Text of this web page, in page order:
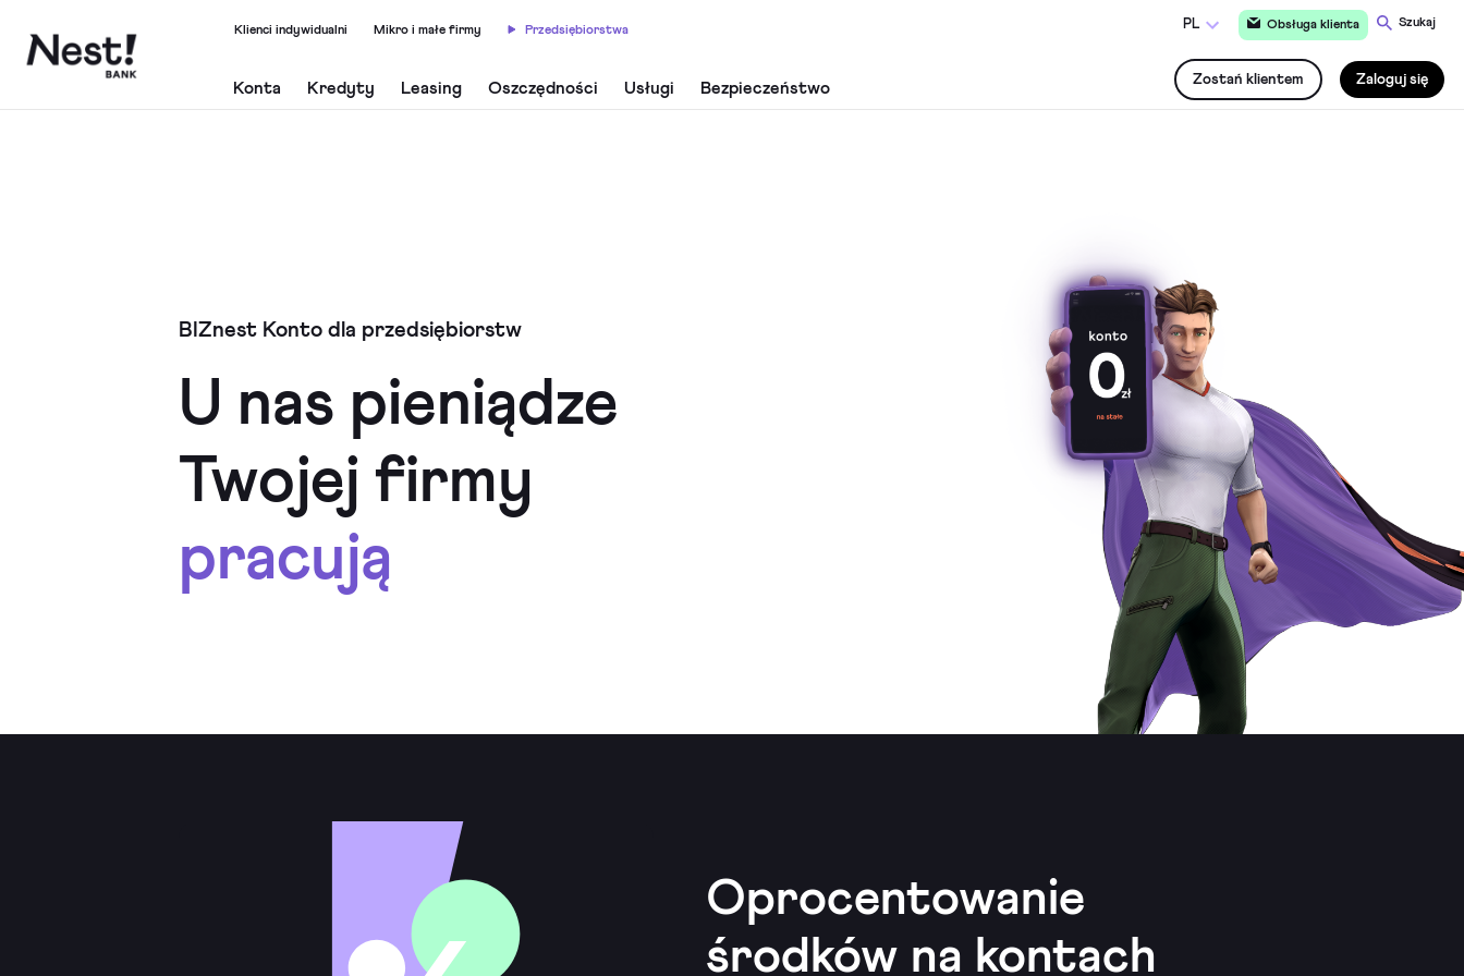
Klienci indywidualni Mikro i małe firmy Przedsiębiorstwa
Konta Kredyty Leasing Oszczędności Usługi Bezpieczeństwo
PL Obsługa klienta Szukaj
Zostań klientem Zaloguj się
BIZnest Konto dla przedsiębiorstw
U nas pieniądze
Twojej firmy
pracują
Oprocentowanie
środków na kontach